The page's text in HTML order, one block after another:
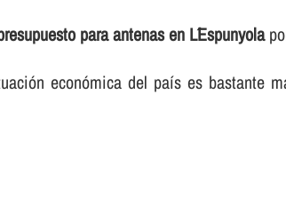
para antenas en L´Espunyola
económica del paí­s es bastante